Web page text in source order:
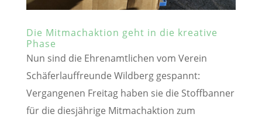
Die Mitmachaktion geht in die kreative
Phase
Nun sind die Ehrenamtlichen vom Verein
Schäferlauffreunde Wildberg gespannt:
Vergangenen Freitag haben sie die Stoffbanner
für die diesjährige Mitmachaktion zum